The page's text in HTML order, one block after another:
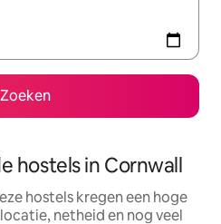
Zoeken
hostels in Cornwall
hostels kregen een hoge
netheid en nog veel